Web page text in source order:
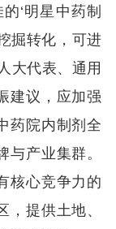
‘明星中药制
掘转化，可进
大代表、通用
建议，应加强
药院内制剂全
产业集群。
核心竞争力的
提供土地、